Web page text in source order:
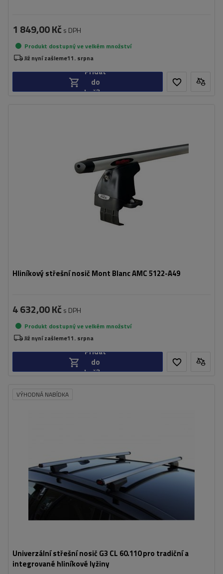
1 849,00 Kč s DPH
Produkt dostupný ve velkém množství
Již nyní zašleme11. srpna
Přidat
do
košíku
Hliníkový střešní nosič Mont Blanc AMC 5122-A49
4 632,00 Kč s DPH
Produkt dostupný ve velkém množství
Již nyní zašleme11. srpna
Přidat
do
košíku
VÝHODNÁ NABÍDKA
Univerzální střešní nosič G3 CL 60.110 pro tradiční a
integrované hliníkové lyžiny